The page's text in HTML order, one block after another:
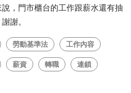
，門市櫃台的工作跟薪水還有抽
謝。
勞動基準法 工作內容
薪資 轉職 連鎖